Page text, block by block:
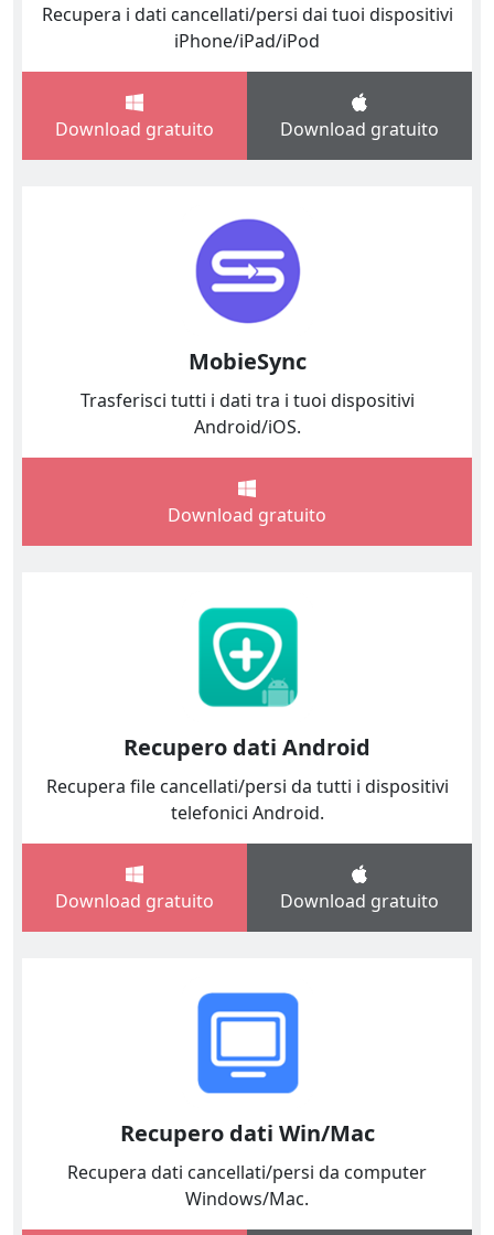
Recupera i dati cancellati/persi dai tuoi dispositivi
iPhone/iPad/iPod
Download gratuito Download gratuito
MobieSync
Trasferisci tutti i dati tra i tuoi dispositivi
Android/iOS.
Download gratuito
Recupero dati Android
Recupera file cancellati/persi da tutti i dispositivi
telefonici Android.
Download gratuito Download gratuito
Recupero dati Win/Mac
Recupera dati cancellati/persi da computer
Windows/Mac.